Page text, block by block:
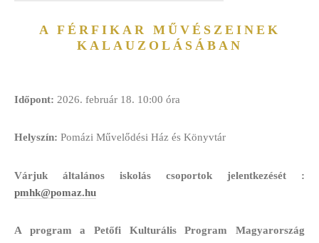
A FÉRFIKAR MŰVÉSZEINEK
KALAUZOLÁSÁBAN
Időpont: 2026. február 18. 10:00 óra
Helyszín: Pomázi Művelődési Ház és Könyvtár
Várjuk általános iskolás csoportok jelentkezését :
pmhk@pomaz.hu
A program a Petőfi Kulturális Program Magyarország